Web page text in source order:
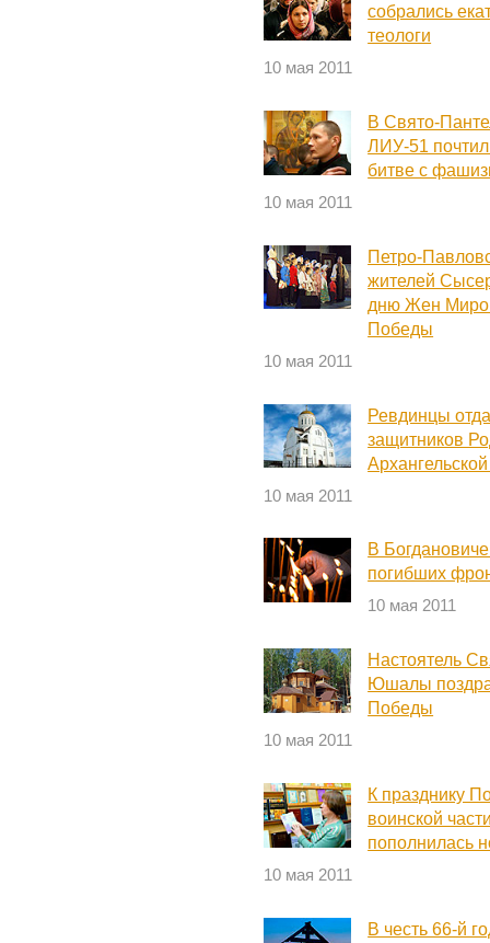
собрались
теологи
10 мая 2011
В Свято-
ЛИУ-51
битве с
10 мая 2011
Петро-
жителей
дню Жен
Победы
10 мая 2011
Ревдинцы
защитников
10 мая 2011
В
погибших
10 мая 2011
Настоятель
Юшалы
Победы
10 мая 2011
К празднику
воинской
пополнилась
10 мая 2011
В честь 66-й